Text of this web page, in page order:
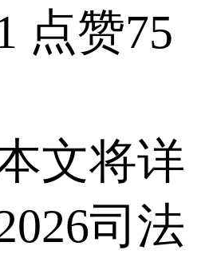
点赞75
文将详
司法